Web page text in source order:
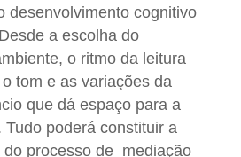
desenvolvimento cognitivo
a escolha do
o ritmo da leitura
tom e as variações da
que dá espaço para a
Tudo poderá constituir a
do processo de mediação